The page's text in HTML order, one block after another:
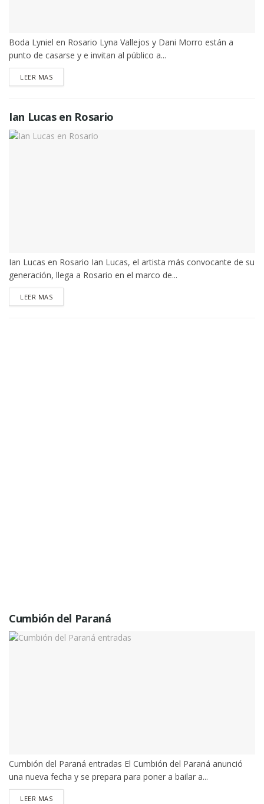
Boda Lyniel en Rosario Lyna Vallejos y Dani Morro están a
punto de casarse y e invitan al público a...
LEER MASDETAILS
Ian Lucas en Rosario
Ian Lucas en Rosario Ian Lucas, el artista más convocante de su
generación, llega a Rosario en el marco de...
LEER MASDETAILS
Cumbión del Paraná
Cumbión del Paraná entradas El Cumbión del Paraná anunció
una nueva fecha y se prepara para poner a bailar a...
LEER MASDETAILS